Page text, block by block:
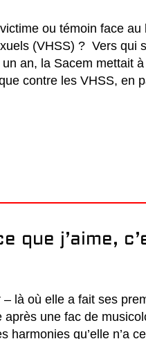
ou témoin face au
(VHSS) ? Vers qui
an, la Sacem mettait
contre les VHSS, en
que j’aime,
là où elle a fait ses
une fac de
harmonies qu’elle n’a